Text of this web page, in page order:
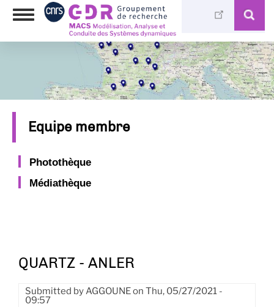
Skip
Toggle
Equipe membre
Photothèque
Médiathèque
QUARTZ - ANLER
Submitted byAGGOUNEon Thu, 05/27/2021 -
09:57